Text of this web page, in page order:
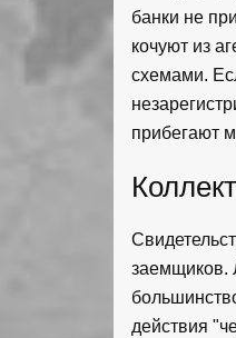
банки не
кочуют из
схемами.
прибегают
заемщиков.
действия